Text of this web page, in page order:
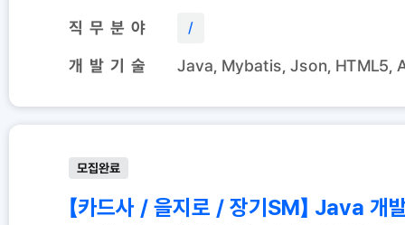
직 무 분 야
/
개 발 기 술 Java, Mybatis, Json, HTML5,
모집완료
【카드사 / 을지로